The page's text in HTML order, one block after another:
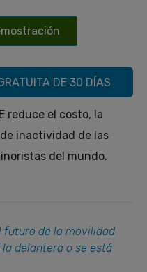
DE 30 DÍAS
reduce el costo, la
inactividad de las
del mundo.
futuro de la movilidad
delantera o se está